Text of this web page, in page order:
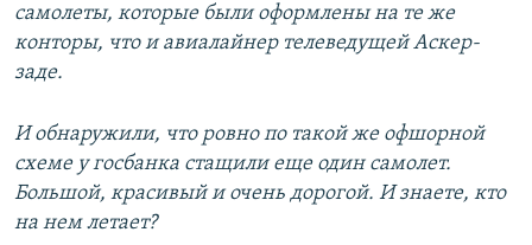
самолеты, которые были оформлены на те же
конторы, что и авиалайнер телеведущей Аскер-
заде.
И обнаружили, что ровно по такой же офшорной
схеме у госбанка стащили еще один самолет.
Большой, красивый и очень дорогой. И знаете, кто
на нем летает?